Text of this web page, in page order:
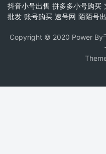
抖音小号出售 拼多多小号购买
批发 账号购买 速号网 陌陌号
Copyright © 2020 Power By